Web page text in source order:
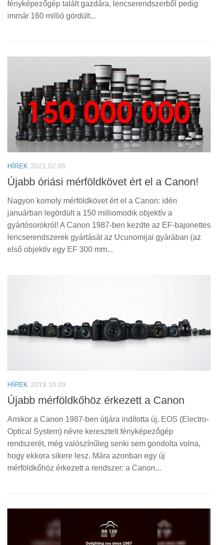
fényképezőgép talált gazdára, lencserendszerből pedig
immár 160 millió gördült...
HÍREK 2021.02.05
Újabb óriási mérföldkövet ért el a Canon!
Nagyon komoly mérföldkövet ért el a Canon: idén
januárban legördült a 150 milliomodik objektív a
gyártósorokról! A Canon 1987-ben kezdte az EF-bajonettes
lencserendszerek gyártását az Ucunomijai gyárában (az
első objektív egy EF 300 mm...
HÍREK 2019.10.09
Újabb mérföldkőhöz érkezett a Canon
Amikor a Canon 1987-ben útjára indította új, EOS (Electro-
Optical System) névre keresztelt fényképezőgép
rendszerét, még valószínűleg senki sem gondolta volna,
hogy ekkora sikere lesz. Mára azonban egy új
mérföldkőhöz érkezett a rendszer: a Canon...